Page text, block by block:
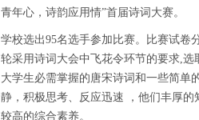
青年心，诗韵应用情”首届诗词大赛。
学校选出95名选手参加比赛。比赛试卷
轮采用诗词大会中飞花令环节的要求,选
大学生必需掌握的唐宋诗词和一些简单
静，积极思考、反应迅速 ，他们丰厚
较高的综合素养。